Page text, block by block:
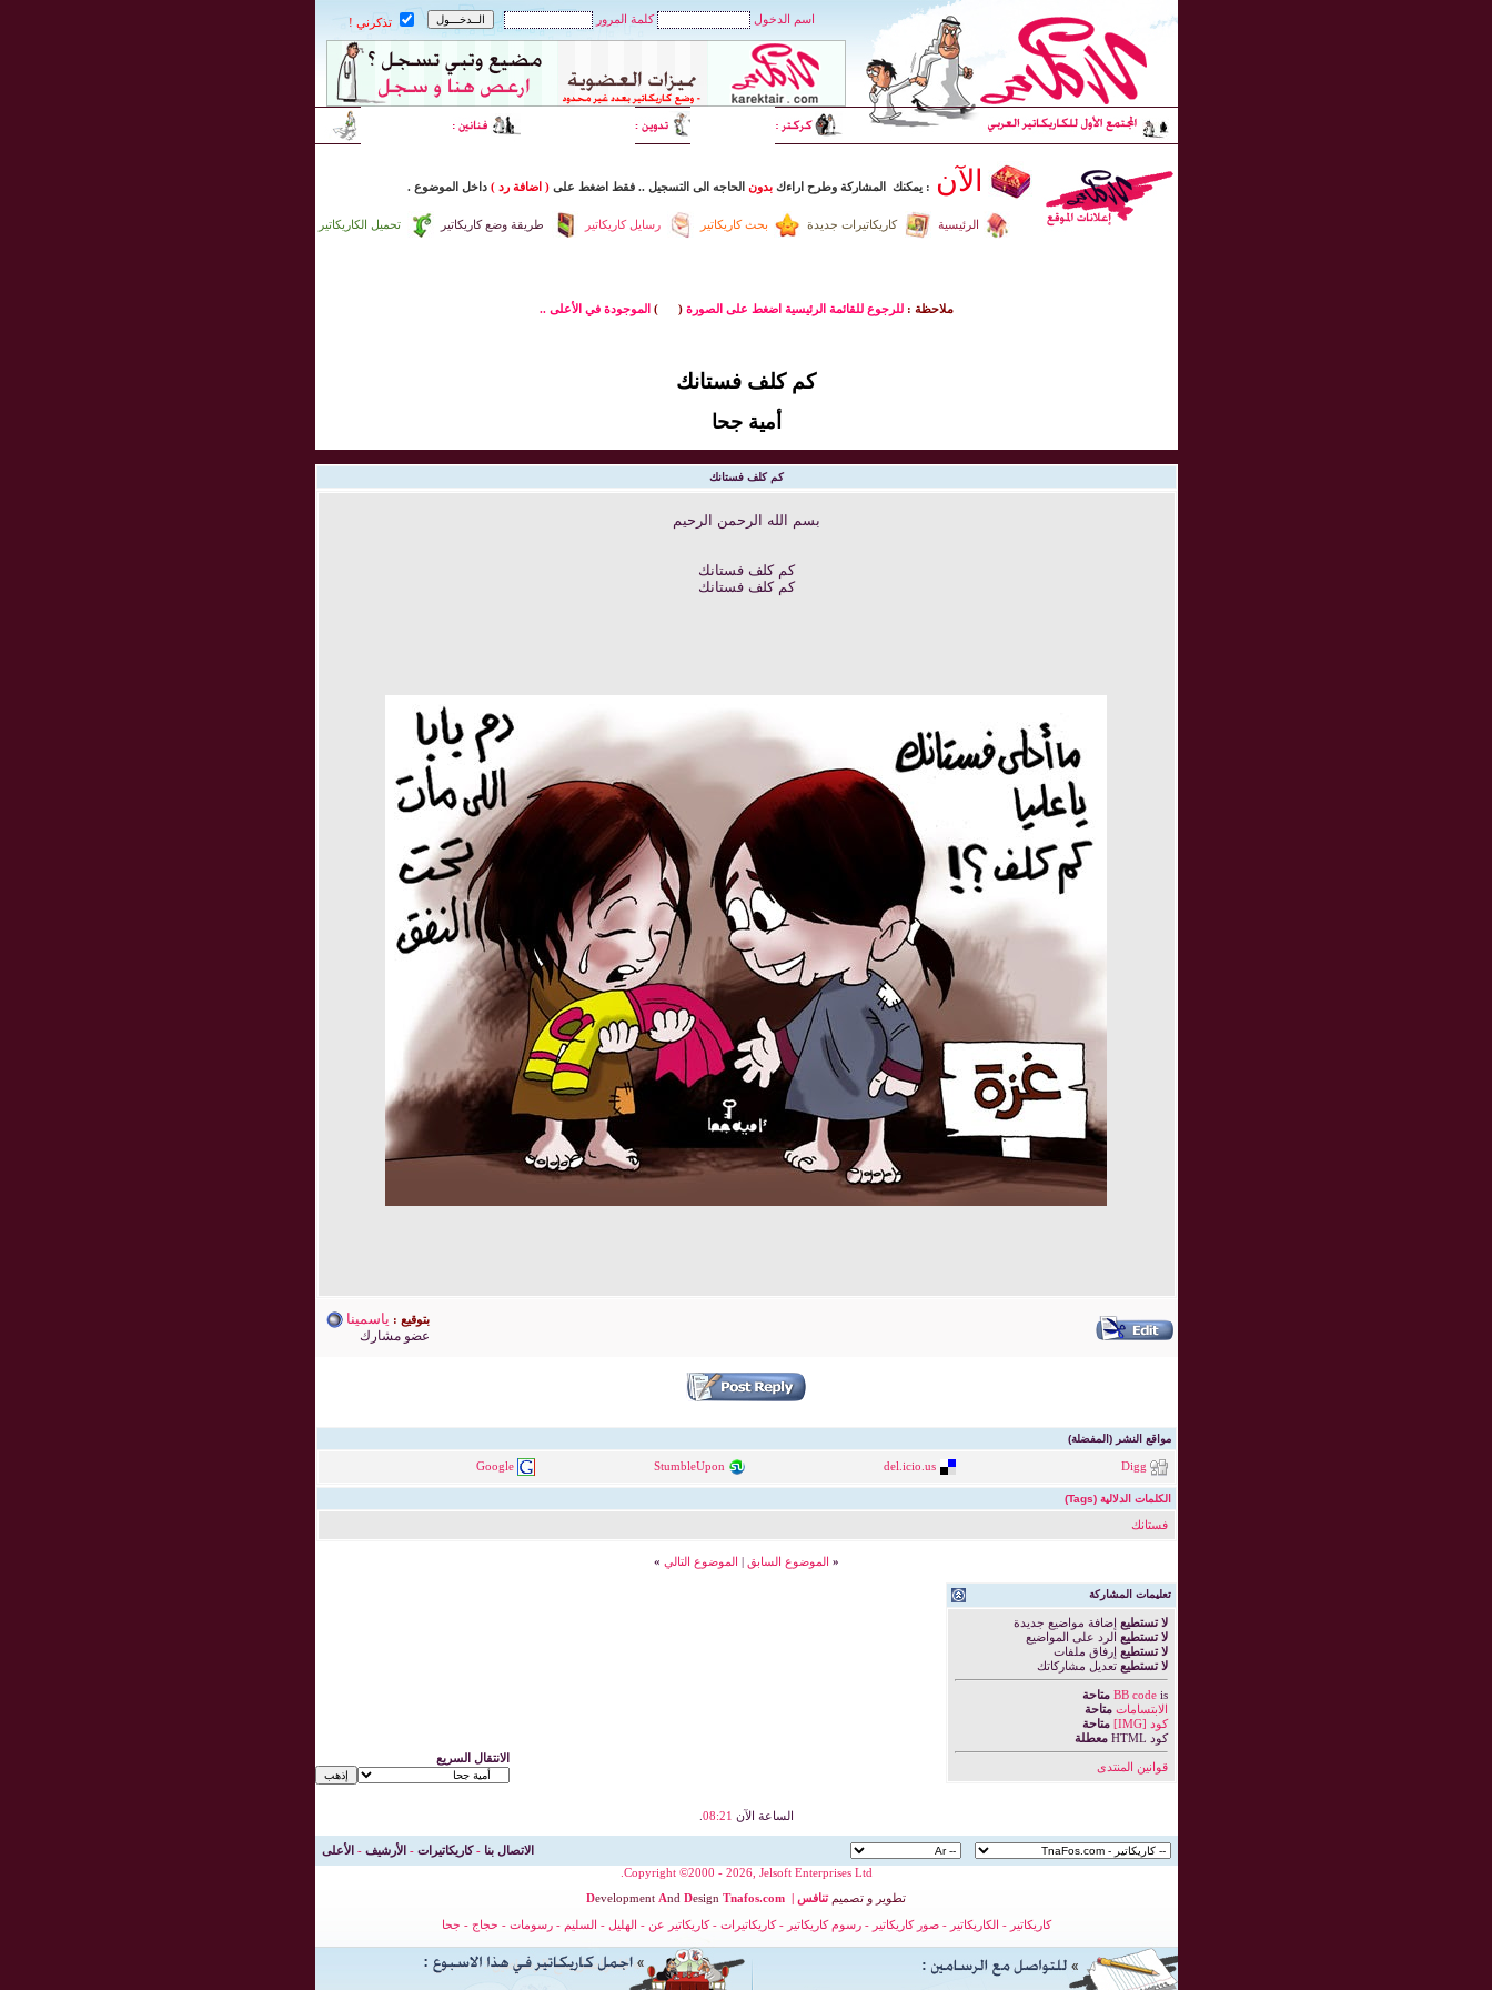
اسم الدخول كلمة المرور تذكرني !
الآن : يمكنك المشاركة وطرح اراءك بدون الحاجه الى التسجيل .. فقط اضغط على ( اضافة رد ) داخل الموضوع .
تحميل الكاريكاتير طريقة وضع كاريكاتير رسايل كاريكاتير بحث كاريكاتير كاريكاتيرات جديدة الرئيسية
ملاحظة : للرجوع للقائمة الرئيسية اضغط على الصورة(
) الموجودة في الأعلى ..
كم كلف فستانك
أمية جحا
كم كلف فستانك
بسم الله الرحمن الرحيم
كم كلف فستانك
كم كلف فستانك
بتوقيع : ياسمينا
عضو مشارك
مواقع النشر (المفضلة)
Digg
del.icio.us
StumbleUpon
Google
الكلمات الدلالية (Tags)
فستانك
« الموضوع السابق | الموضوع التالي »
تعليمات المشاركة
لا تستطيع إضافة مواضيع جديدة
لا تستطيع الرد على المواضيع
لا تستطيع إرفاق ملفات
لا تستطيع تعديل مشاركاتك
BB codeis
متاحة
الابتسامات متاحة
كود [IMG]
متاحة
كود HTML
معطلة
قوانين المنتدى
الانتقال السريع
الساعة الآن 08:21
الاتصال بنا -كاريكاتيرات - الأرشيف - الأعلى
Copyright ©2000 - 2026, Jelsoft Enterprises Ltd.
Development And Design Tnafos.com | تطوير و تصميم تنافس
كاريكاتير - الكاريكاتير -صور كاريكاتير - رسوم كاريكاتير -كاريكاتيرات -كاريكاتير عن - الهليل - السليم -رسومات - حجاج - جحا